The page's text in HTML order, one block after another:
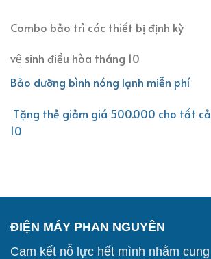
Combo bảo trì các thiết bị định kỳ
vệ sinh điều hòa tháng 10
Bảo dưỡng bình nóng lạnh miễn phí
Tặng thẻ giảm giá 500.000 cho tất
10
ĐIỆN MÁY PHAN NGUYÊN
Cam kết nỗ lực hết mình nhằm cung